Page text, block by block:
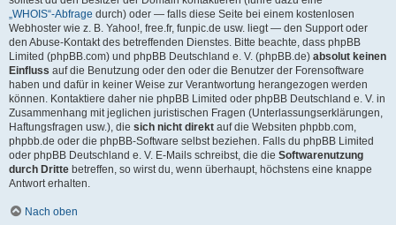
„WHOIS“-Abfrage durch) oder — falls diese Seite bei einem kostenlosen
Webhoster wie z. B. Yahoo!, free.fr, funpic.de usw. liegt — den Support oder
den Abuse-Kontakt des betreffenden Dienstes. Bitte beachte, dass phpBB
Limited (phpBB.com) und phpBB Deutschland e. V. (phpBB.de) absolut keinen
Einfluss auf die Benutzung oder den oder die Benutzer der Forensoftware
haben und dafür in keiner Weise zur Verantwortung herangezogen werden
können. Kontaktiere daher nie phpBB Limited oder phpBB Deutschland e. V. in
Zusammenhang mit jeglichen juristischen Fragen (Unterlassungserklärungen,
Haftungsfragen usw.), die sich nicht direkt auf die Websiten phpbb.com,
phpbb.de oder die phpBB-Software selbst beziehen. Falls du phpBB Limited
oder phpBB Deutschland e. V. E-Mails schreibst, die die Softwarenutzung
durch Dritte betreffen, so wirst du, wenn überhaupt, höchstens eine knappe
Antwort erhalten.
Nach oben